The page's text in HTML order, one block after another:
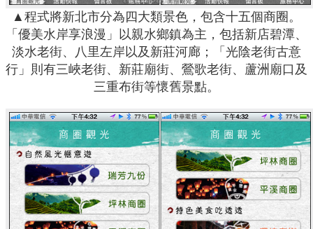
▲程式將新北市分為四大類景色，包含十五個商圈。
「優美水岸享浪漫」以親水鄉鎮為主，包括新店碧潭、
淡水老街、八里左岸以及新莊河廊；「光陰老街古意
行」則有三峽老街、新莊廟街、鶯歌老街、蘆洲廟口及
三重布街等懷舊景點。